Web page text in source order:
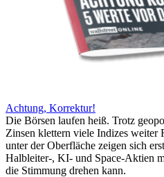
Achtung, Korrektur!
Die Börsen laufen heiß. Trotz
Zinsen klettern viele Indizes
unter der Oberfläche zeigen sich
Halbleiter-, KI- und Space-Aktien
die Stimmung drehen kann.